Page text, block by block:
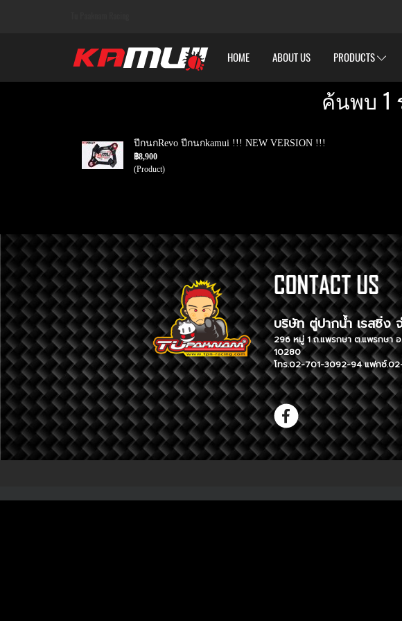
HOME ABOUT US PRODUCTS
ค้นพบ 1
ปีกนกRevo ปีกนกkamui !!! NEW VERSION !!!
฿8,900
(Product)
บริษัท ตู่ปากน้
296 หมู่ 1 ถ.แพรกษา ต.แพร
10280
โทร.02-701-3092-94 แฟกซ์